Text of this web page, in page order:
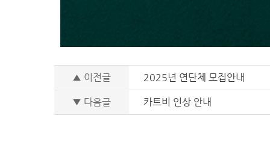
▲ 이전글 2025년 연단체 모집안내
▼ 다음글 카트비 인상 안내